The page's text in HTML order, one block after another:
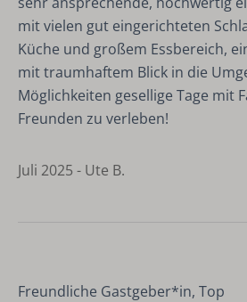
mit vielen gut eingerichteten
Küche und großem Essbereich,
mit traumhaftem Blick in die
Möglichkeiten gesellige Tage mit
Freunden zu verleben!
Juli 2025 - Ute B.
Freundliche Gastgeber*in, Top